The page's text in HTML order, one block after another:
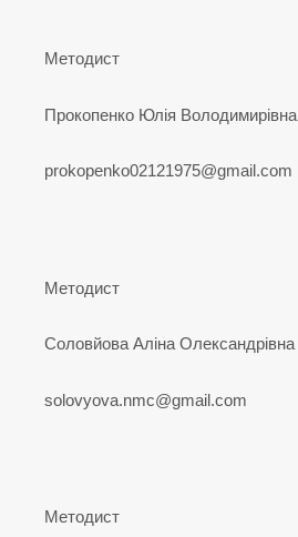
Методист
Прокопенко Юлія Володимирівна
prokopenko02121975@gmail.com
Методист
Соловйова Аліна Олександрівна
solovyova.nmc@gmail.com
Методист